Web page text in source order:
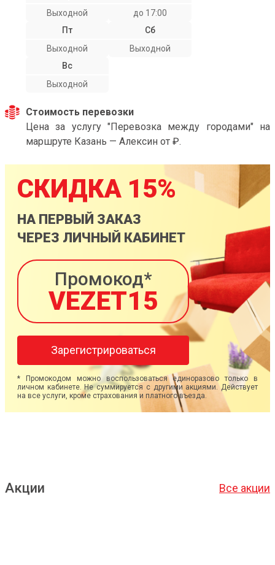
Выходной
до 17:00
Пт
Выходной
Сб
Выходной
Вс
Выходной
Стоимость перевозки
Цена за услугу "Перевозка между городами" на
маршруте Казань — Алексин от ₽.
СКИДКА 15%
НА ПЕРВЫЙ ЗАКАЗ
ЧЕРЕЗ ЛИЧНЫЙ КАБИНЕТ
Промокод*
VEZET15
Зарегистрироваться
* Промокодом можно воспользоваться единоразово только в
личном кабинете. Не суммируется с другими акциями. Действует
на все услуги, кроме страхования и платного въезда.
Акции Все акции